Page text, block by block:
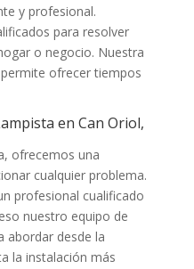
y profesional.
para resolver
o negocio. Nuestra
ofrecer tiempos
en Can Oriol,
ofrecemos una
cualquier problema.
profesional cualificado
nuestro equipo de
abordar desde la
la instalación más